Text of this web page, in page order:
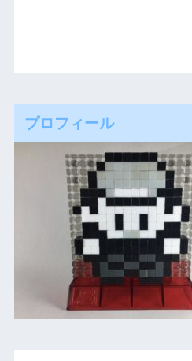
プロフィール